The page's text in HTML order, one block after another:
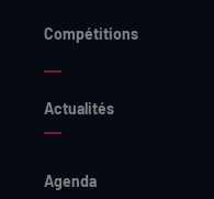
Compétitions
Actualités
Agenda